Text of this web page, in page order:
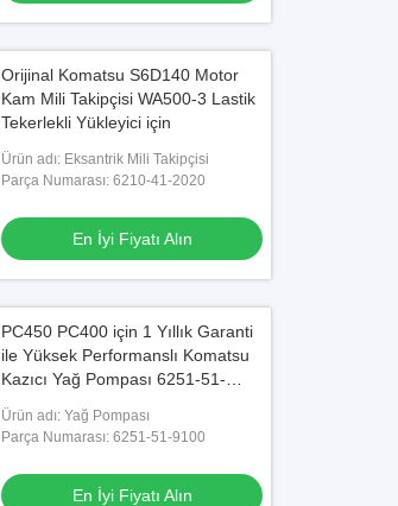
Orijinal Komatsu S6D140 Motor
Kam Mili Takipçisi WA500-3 Lastik
Tekerlekli Yükleyici için
Ürün adı: Eksantrik Mili Takipçisi
Parça Numarası: 6210-41-2020
En İyi Fiyatı Alın
PC450 PC400 için 1 Yıllık Garanti
ile Yüksek Performanslı Komatsu
Kazıcı Yağ Pompası 6251-51-
Ürün adı: Yağ Pompası
Parça Numarası: 6251-51-9100
En İyi Fiyatı Alın